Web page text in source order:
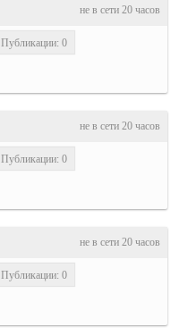
не в сети 20 часов
Публикации: 0
не в сети 20 часов
Публикации: 0
не в сети 20 часов
Публикации: 0